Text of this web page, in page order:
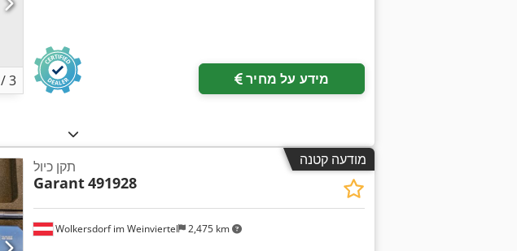
/3 מידע על מחיר
מודעה קטנה
Wolkersdorf im Weinviertel 2,475 km
תקן כיול
Garant491928